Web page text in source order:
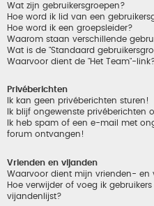
Wat zijn gebruikersgroepen?
Hoe word ik lid van een
Hoe word ik een groepsleider?
Waarom staan verschillende
Wat is de "Standaard
Waarvoor dient de "Het Team"-
Privéberichten
Ik kan geen privéberichten sturen!
Ik blijf ongewenste privéberichten
Ik heb spam of een e-mail met
forum ontvangen!
Vrienden en vijanden
Waarvoor dient mijn vrienden- en
Hoe verwijder of voeg ik
vijandenlijst?